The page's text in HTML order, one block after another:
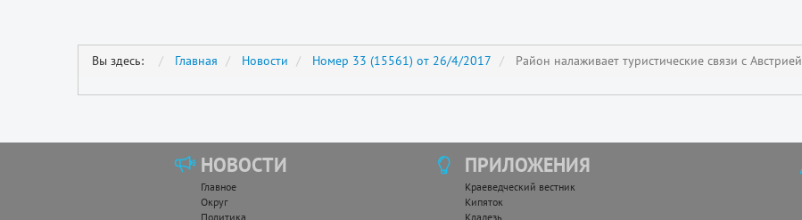
Вы здесь: Главная Новости Номер 33 (15561) от 26/4/2017 Район налаживает туристические связи с Австрией
НОВОСТИ
Главное
Округ
Политика
ПРИЛОЖЕНИЯ
Краеведческий вестник
Кипяток
Кладезь